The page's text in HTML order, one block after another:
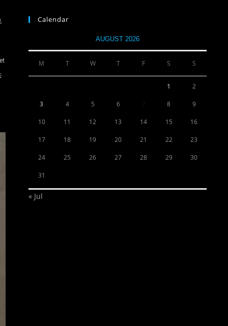
Calendar
AUGUST 2026
M T W T F S S
1 2
3 4 5 6 8 9
10 11 12 13 14 15 16
17 18 19 20 21 22 23
24 25 26 27 28 29 30
31
« Jul